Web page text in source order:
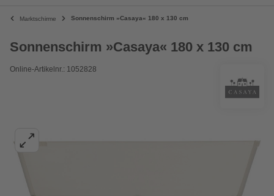
Marktschirme Sonnenschirm »Casaya« 180 x 130 cm
Sonnenschirm »Casaya« 180 x 130 cm
Online-Artikelnr.: 1052828